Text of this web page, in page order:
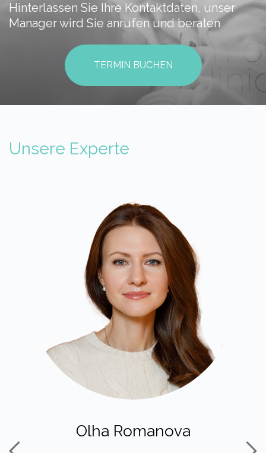
Hinterlassen Sie Ihre Kontaktdaten, unser
Manager wird Sie anrufen und beraten
TERMIN BUCHEN
Unsere Experte
Olha Romanova